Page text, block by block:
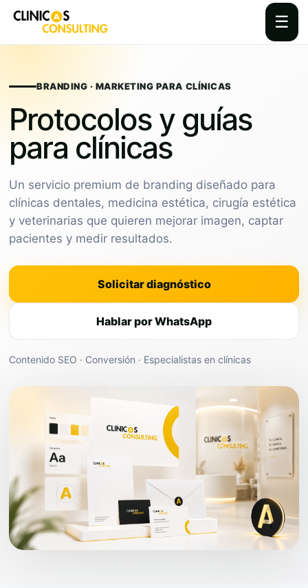
☰
contentBRANDING · MARKETING PARA CLÍNICAS
Protocolos y guías
para clínicas
Un servicio premium de branding diseñado para
clínicas dentales, medicina estética, cirugía estética
y veterinarias que quieren mejorar imagen, captar
pacientes y medir resultados.
Solicitar diagnóstico
Hablar por WhatsApp
Contenido SEO · Conversión · Especialistas en clínicas